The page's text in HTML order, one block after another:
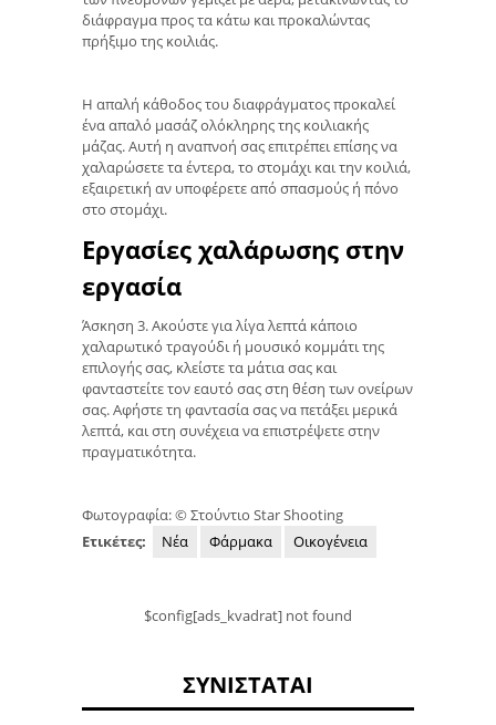
διάφραγμα προς τα κάτω και προκαλώντας
πρήξιμο της κοιλιάς.
Η απαλή κάθοδος του διαφράγματος προκαλεί
ένα απαλό μασάζ ολόκληρης της κοιλιακής
μάζας. Αυτή η αναπνοή σας επιτρέπει επίσης να
χαλαρώσετε τα έντερα, το στομάχι και την κοιλιά,
εξαιρετική αν υποφέρετε από σπασμούς ή πόνο
στο στομάχι.
Εργασίες χαλάρωσης στην
εργασία
Άσκηση 3. Ακούστε για λίγα λεπτά κάποιο
χαλαρωτικό τραγούδι ή μουσικό κομμάτι της
επιλογής σας, κλείστε τα μάτια σας και
φανταστείτε τον εαυτό σας στη θέση των ονείρων
σας. Αφήστε τη φαντασία σας να πετάξει μερικά
λεπτά, και στη συνέχεια να επιστρέψετε στην
πραγματικότητα.
Φωτογραφία: © Στούντιο Star Shooting
Ετικέτες:
Νέα Φάρμακα Οικογένεια
$config[ads_kvadrat] not found
ΣΥΝΙΣΤΆΤΑΙ